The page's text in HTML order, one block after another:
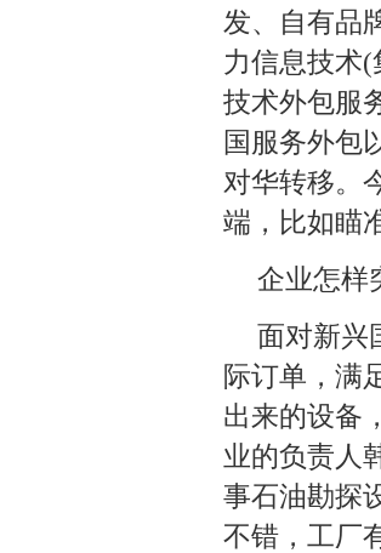
发、自有品
力信息技术
技术外包服
国服务外包
对华转移。
端，比如瞄
企业怎样
面对新兴
际订单，满
出来的设备
业的负责人
事石油勘探
不错，工厂